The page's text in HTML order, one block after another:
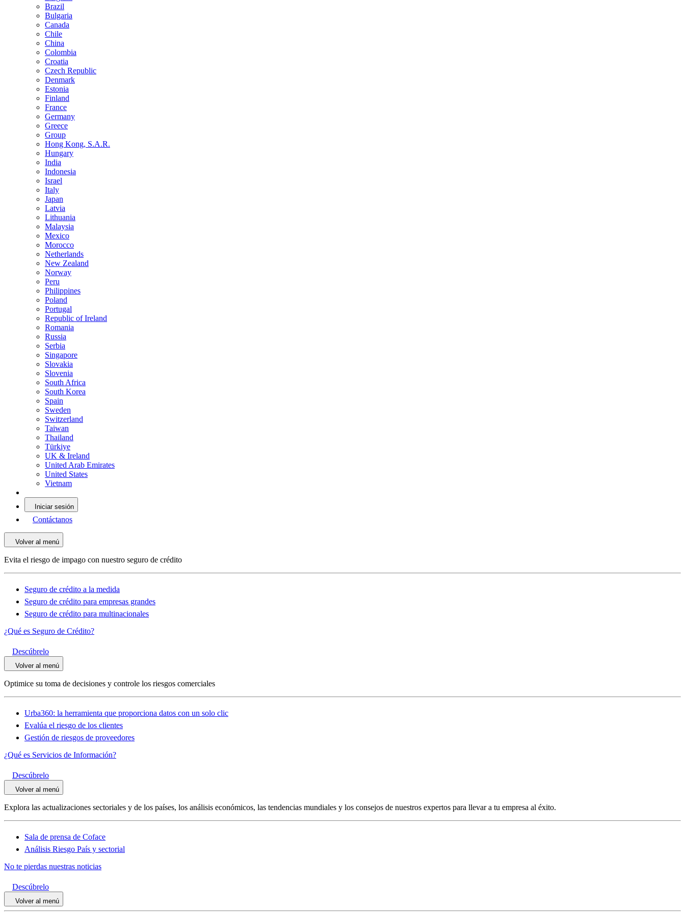
Brazil
Bulgaria
Canada
Chile
China
Colombia
Croatia
Czech Republic
Denmark
Estonia
Finland
France
Germany
Greece
Group
Hong Kong, S.A.R.
Hungary
India
Indonesia
Israel
Italy
Japan
Latvia
Lithuania
Malaysia
Mexico
Morocco
Netherlands
New Zealand
Norway
Peru
Philippines
Poland
Portugal
Republic of Ireland
Romania
Russia
Serbia
Singapore
Slovakia
Slovenia
South Africa
South Korea
Spain
Sweden
Switzerland
Taiwan
Thailand
Türkiye
UK & Ireland
United Arab Emirates
United States
Vietnam
Iniciar sesión
Contáctanos
Volver al menú
Evita el riesgo de impago con nuestro seguro de crédito
Seguro de crédito a la medida
Seguro de crédito para empresas grandes
Seguro de crédito para multinacionales
¿Qué es Seguro de Crédito?
Descúbrelo
Volver al menú
Optimice su toma de decisiones y controle los riesgos comerciales
Urba360: la herramienta que proporciona datos con un solo clic
Evalúa el riesgo de los clientes
Gestión de riesgos de proveedores
¿Qué es Servicios de Información?
Descúbrelo
Volver al menú
Explora las actualizaciones sectoriales y de los países, los análisis económicos, las tendencias mundiales y los consejos de nuestros expertos para llevar a tu empresa al éxito.
Sala de prensa de Coface
Análisis Riesgo País y sectorial
No te pierdas nuestras noticias
Descúbrelo
Volver al menú